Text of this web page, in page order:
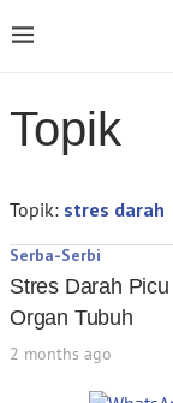
Topik
Topik: stres darah
Serba-Serbi
Stres Darah
Organ Tubuh
2 months ago